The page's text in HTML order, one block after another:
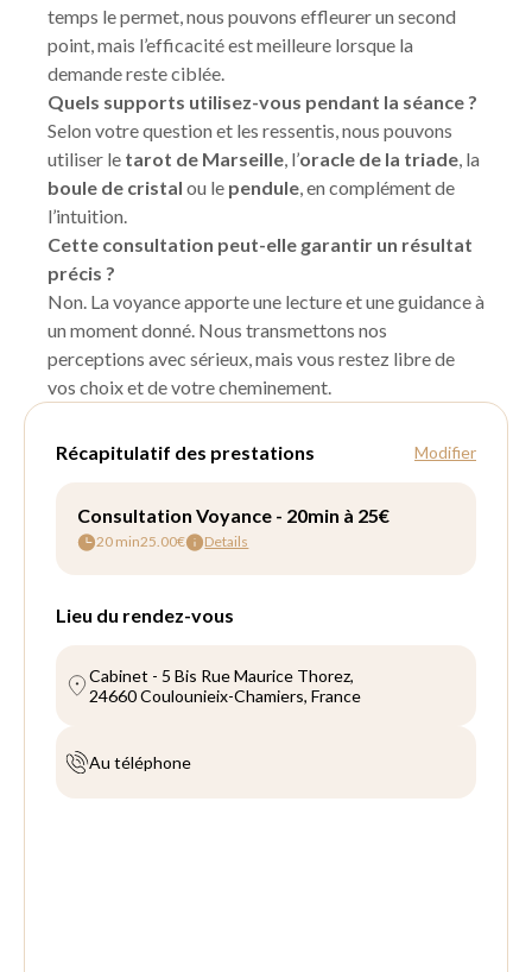
temps le permet, nous pouvons effleurer un second
point, mais l’efficacité est meilleure lorsque la
demande reste ciblée.
Quels supports utilisez-vous pendant la séance ?
Selon votre question et les ressentis, nous pouvons
utiliser le tarot de Marseille, l’oracle de la triade, la
boule de cristal ou le pendule, en complément de
l’intuition.
Cette consultation peut-elle garantir un résultat
précis ?
Non. La voyance apporte une lecture et une guidance à
un moment donné. Nous transmettons nos
perceptions avec sérieux, mais vous restez libre de
vos choix et de votre cheminement.